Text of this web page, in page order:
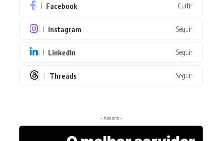
Facebook Curtir
Instagram Seguir
LinkedIn Seguir
Threads Seguir
- Anúncio -